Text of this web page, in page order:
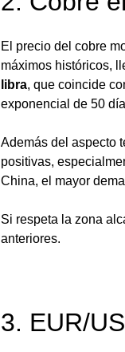
El precio del cobre
máximos históricos,
libra, que coincide
exponencial de 50
Además del aspecto
positivas,
China, el mayor
Si respeta la zona
anteriores.
3. EUR/